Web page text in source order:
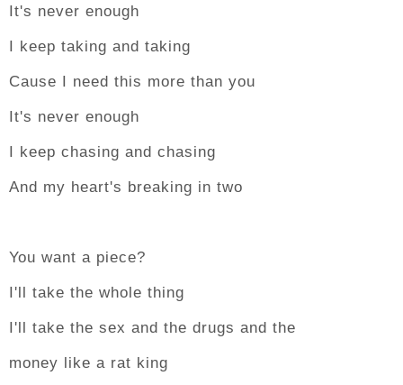
It's never enough
I keep taking and taking
Cause I need this more than you
It's never enough
I keep chasing and chasing
And my heart's breaking in two
You want a piece?
I'll take the whole thing
I'll take the sex and the drugs and the
money like a rat king